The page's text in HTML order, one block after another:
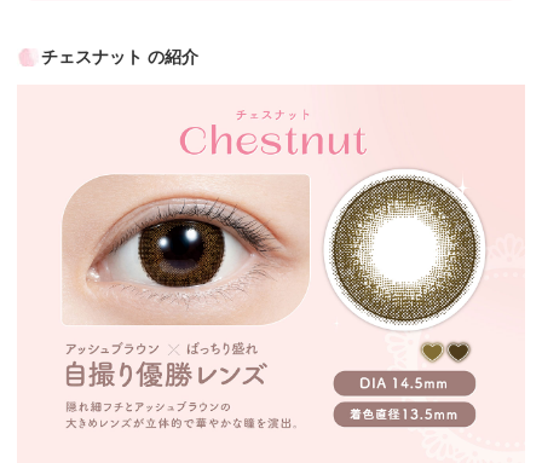
チェスナット の紹介